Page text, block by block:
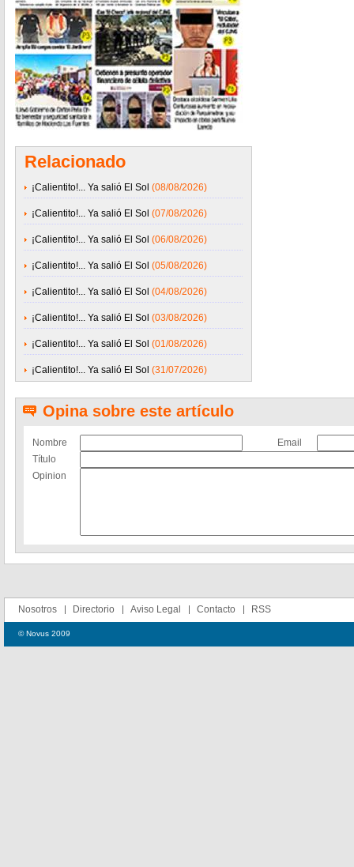
Relacionado
¡Calientito!... Ya salió El Sol (08/08/2026)
¡Calientito!... Ya salió El Sol (07/08/2026)
¡Calientito!... Ya salió El Sol (06/08/2026)
¡Calientito!... Ya salió El Sol (05/08/2026)
¡Calientito!... Ya salió El Sol (04/08/2026)
¡Calientito!... Ya salió El Sol (03/08/2026)
¡Calientito!... Ya salió El Sol (01/08/2026)
¡Calientito!... Ya salió El Sol (31/07/2026)
Opina sobre este artículo
Nombre
Email
Título
Opinion
Nosotros Directorio Aviso Legal Contacto RSS
© Novus 2009